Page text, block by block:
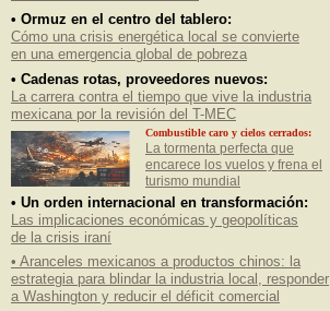
Combustible caro y cielos cerrados:
La tormenta perfecta que
encarece los vuelos y frena el
turismo mundial
• Aranceles mexicanos a productos chinos: la
estrategia para blindar la industria local, responder
a Washington y reducir el déficit comercial
• Cadenas rotas, proveedores nuevos:
La carrera contra el tiempo que vive la industria
mexicana por la revisión del T-MEC
• Un orden internacional en transformación:
Las implicaciones económicas y geopolíticas
de la crisis iraní
• Ormuz en el centro del tablero:
Cómo una crisis energética local se convierte
en una emergencia global de pobreza